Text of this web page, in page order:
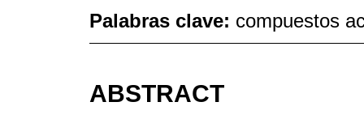
Palabras clave: compuestos
ABSTRACT